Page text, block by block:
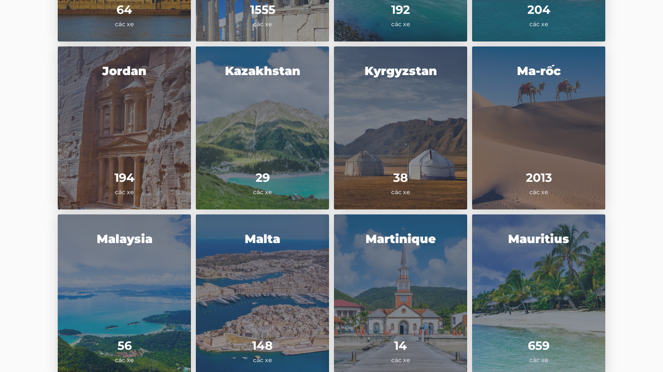
64
các xe
1555
các xe
192
các xe
204
các xe
194
các xe
Jordan
29
các xe
Kazakhstan
38
các xe
Kyrgyzstan
2013
các xe
Ma-rốc
56
các xe
Malaysia
148
các xe
Malta
14
các xe
Martinique
659
các xe
Mauritius